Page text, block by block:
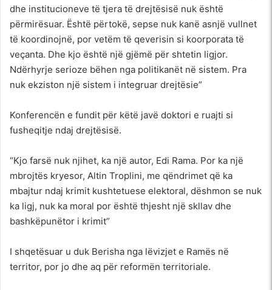
dhe institucioneve të tjera të drejtësisë nuk është
përmirësuar. Është përtokë, sepse nuk kanë asnjë vullnet
të koordinojnë, por vetëm të qeverisin si koorporata të
veçanta. Dhe kjo është një gjëmë për shtetin ligjor.
Ndërhyrje serioze bëhen nga politikanët në sistem. Pra
nuk ekziston një sistem i integruar drejtësie”
Konferencën e fundit për këtë javë doktori e ruajti si
fusheqitje ndaj drejtësisë.
“Kjo farsë nuk njihet, ka një autor, Edi Rama. Por ka një
mbrojtës kryesor, Altin Troplini, me qëndrimet që ka
mbajtur ndaj krimit kushtetuese elektoral, dëshmon se nuk
ka ligj, nuk ka moral por është thjesht një skllav dhe
bashkëpunëtor i krimit”
I shqetësuar u duk Berisha nga lëvizjet e Ramës në
territor, por jo dhe aq për reformën territoriale.